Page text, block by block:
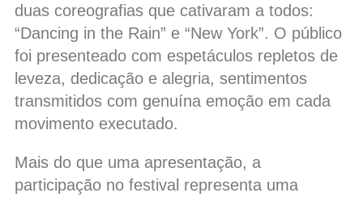
duas coreografias que cativaram a todos:
“Dancing in the Rain” e “New York”. O público
foi presenteado com espetáculos repletos de
leveza, dedicação e alegria, sentimentos
transmitidos com genuína emoção em cada
movimento executado.
Mais do que uma apresentação, a
participação no festival representa uma